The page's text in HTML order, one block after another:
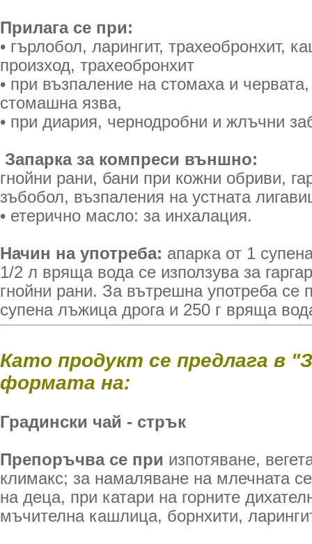
Прилага се при:
• гърлобол, ларингит, трахеобронхит,
произход, трахеобронхит
• при възпаление на стомаха и
стомашна язва,
• при диария, чернодробни и жлъчни
Запарка за компреси външно:
гнойни рани, бани при кожни обриви,
зъбобол, възпаления на устната
• етерично масло: за инхалация.
Начин на употреба: апарка от 1
1/2 л вряща вода се използува за
гнойни рани. За вътрешна употреба се
супена лъжица дрога и 250 г вряща
Като продукт се предлага в
формата на:
Градински чай - стрък
Препоръчва се при изпотяване,
климакс; за намаляване на млечната
на деца, при катари на горните
мъчителна кашлица, борнхити,